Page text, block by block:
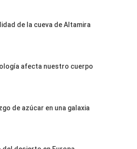
de la cueva de Altamira
afecta nuestro cuerpo
de azúcar en una galaxia